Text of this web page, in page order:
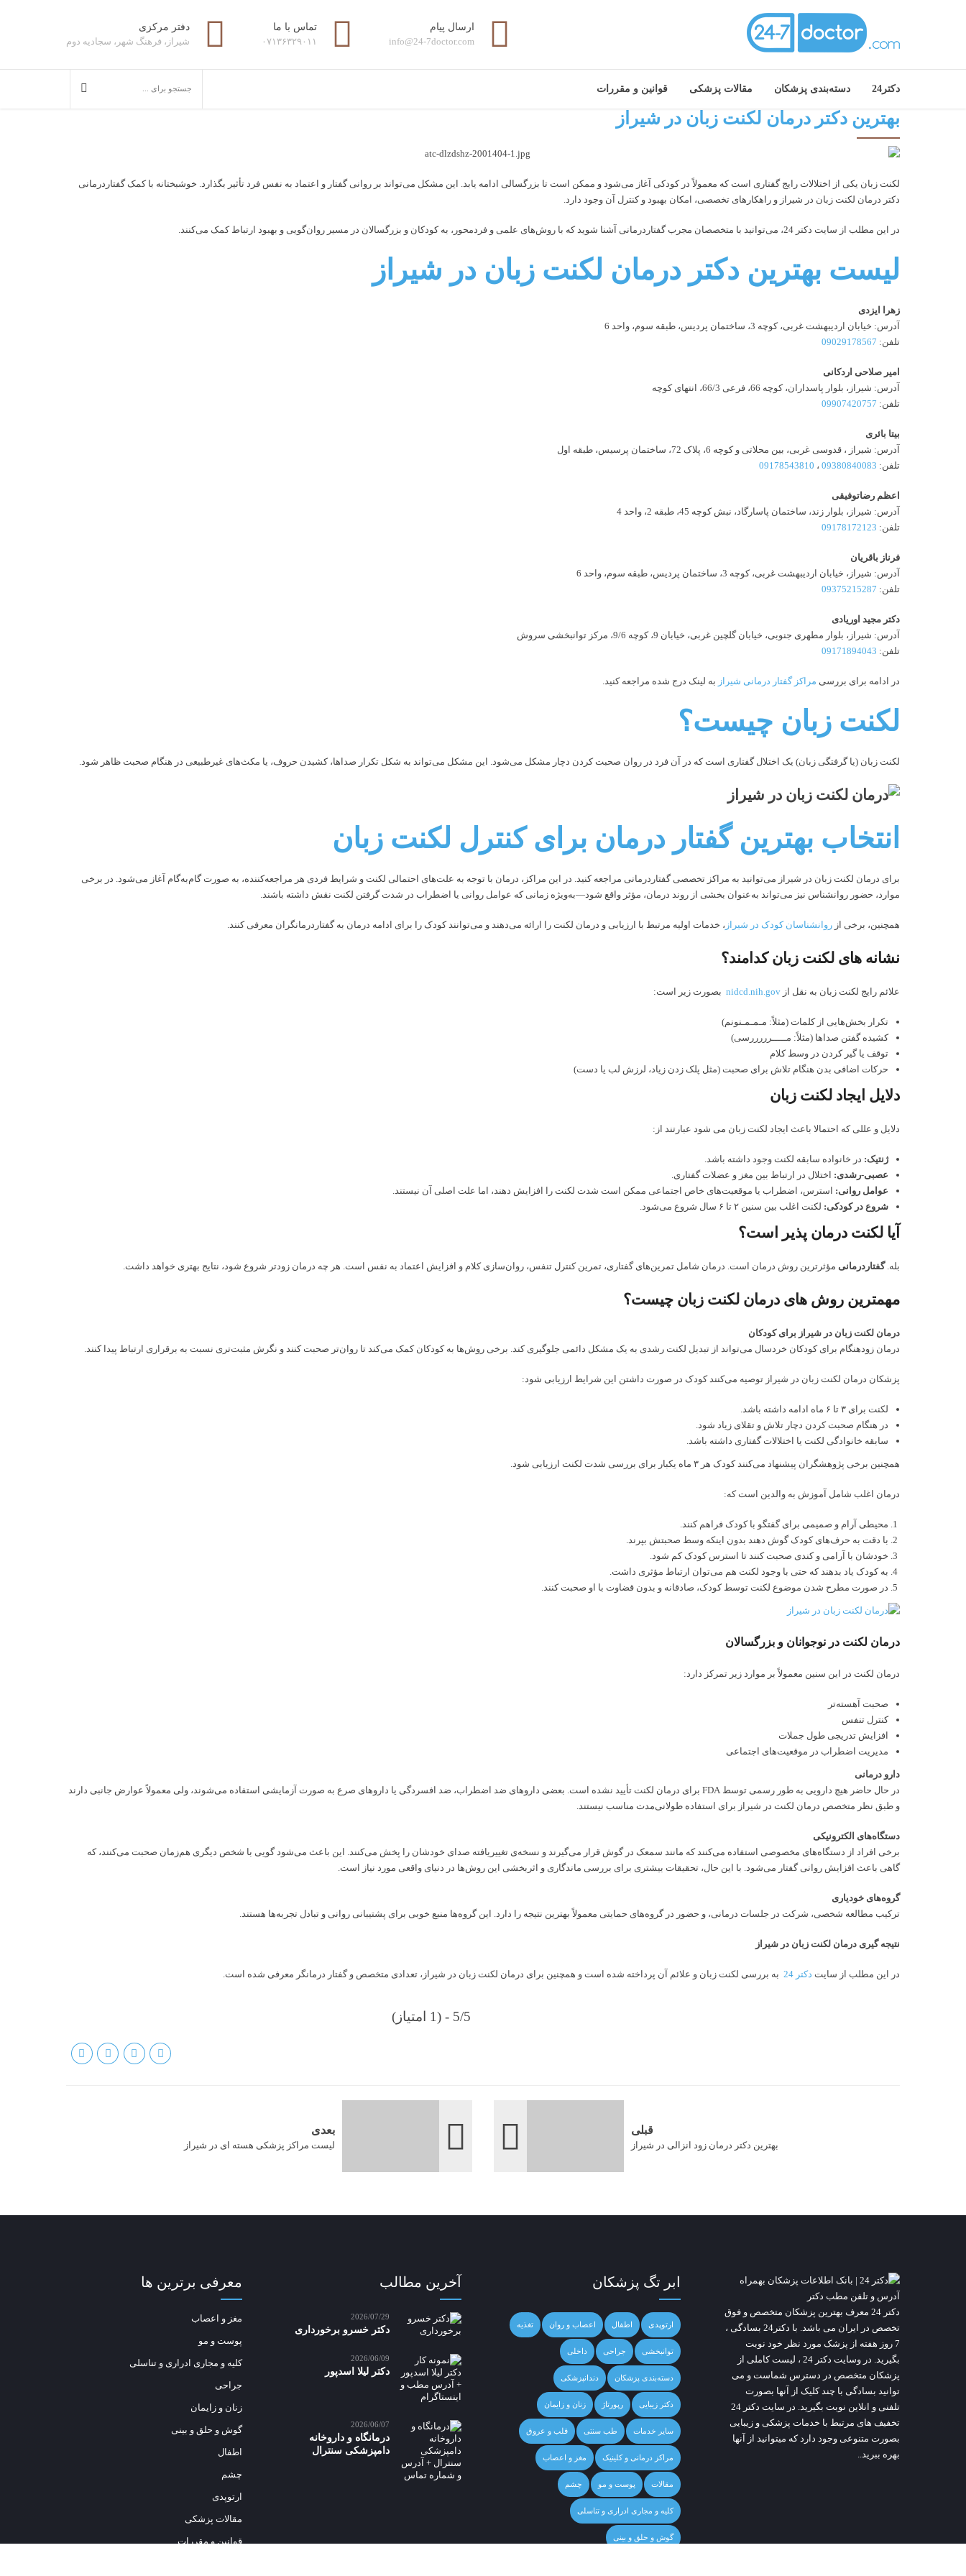
ارسال پیام
info@24-7doctor.com
تماس با ما
۰۷۱۳۶۳۲۹۰۱۱
دفتر مرکزی
شیراز، فرهنگ شهر، سجادیه دوم
دکتر24 دسته‌بندی پزشکان مقالات پزشکی قوانین و مقررات
بهترین دکتر درمان لکنت زبان در شیراز
لکنت زبان یکی از اختلالات رایج گفتاری است که معمولاً در کودکی آغاز می‌شود و ممکن است تا بزرگسالی ادامه یابد. این مشکل می‌تواند بر روانی گفتار و اعتماد به نفس فرد تأثیر بگذارد. خوشبختانه با کمک گفتاردرمانی
دکتر درمان لکنت زبان در شیراز و راهکارهای تخصصی، امکان بهبود و کنترل آن وجود دارد.
در این مطلب از سایت دکتر 24، می‌توانید با متخصصان مجرب گفتاردرمانی آشنا شوید که با روش‌های علمی و فردمحور، به کودکان و بزرگسالان در مسیر روان‌گویی و بهبود ارتباط کمک می‌کنند.
لیست بهترین دکتر درمان لکنت زبان در شیراز
زهرا ایزدی
آدرس: خیابان اردیبهشت غربی، کوچه 3، ساختمان پردیس، طبقه سوم، واحد 6
تلفن: 09029178567
امیر صلاحی اردکانی
آدرس: شیراز، بلوار پاسداران، کوچه 66، فرعی 66/3، انتهای کوچه
تلفن: 09907420757
بیتا بائری
آدرس: شیراز ، قدوسی غربی، بین محلاتی و کوچه 6، پلاک 72، ساختمان پرسیس، طبقه اول
تلفن: 09380840083 ، 09178543810
اعظم رضاتوفیقی
آدرس: شیراز، بلوار زند، ساختمان پاسارگاد، نبش کوچه 45، طبقه 2، واحد 4
تلفن: 09178172123
فرناز باقریان
آدرس: شیراز، خیابان اردیبهشت غربی، کوچه 3، ساختمان پردیس، طبقه سوم، واحد 6
تلفن: 09375215287
دکتر مجید اوریادی
آدرس: شیراز، بلوار مطهری جنوبی، خیابان گلچین غربی، خیابان 9، کوچه 9/6، مرکز توانبخشی سروش
تلفن: 09171894043
در ادامه برای بررسی مراکز گفتار درمانی شیراز به لینک درج شده مراجعه کنید.
لکنت زبان چیست؟
لکنت زبان (یا گرفتگی زبان) یک اختلال گفتاری است که در آن فرد در روان صحبت کردن دچار مشکل می‌شود. این مشکل می‌تواند به شکل تکرار صداها، کشیدن حروف، یا مکث‌های غیرطبیعی در هنگام صحبت ظاهر شود.
انتخاب بهترین گفتار درمان برای کنترل لکنت زبان
برای درمان لکنت زبان در شیراز می‌توانید به مراکز تخصصی گفتاردرمانی مراجعه کنید. در این مراکز، درمان با توجه به علت‌های احتمالی لکنت و شرایط فردی هر مراجعه‌کننده، به صورت گام‌به‌گام آغاز می‌شود. در برخی
موارد، حضور روانشناس نیز می‌تواند به‌عنوان بخشی از روند درمان، مؤثر واقع شود—به‌ویژه زمانی که عوامل روانی یا اضطراب در شدت گرفتن لکنت نقش داشته باشند.
همچنین، برخی از روانشناسان کودک در شیراز ، خدمات اولیه مرتبط با ارزیابی و درمان لکنت را ارائه می‌دهند و می‌توانند کودک را برای ادامه درمان به گفتاردرمانگران معرفی کنند.
نشانه های لکنت زبان کدامند؟
علائم رایج لکنت زبان به نقل از بصورت زیر است:
تکرار بخش‌هایی از کلمات (مثلاً: مـمـمـنونم)
کشیده گفتن صداها (مثلاً: مـــــرررررسی)
توقف یا گیر کردن در وسط کلام
حرکات اضافی بدن هنگام تلاش برای صحبت (مثل پلک زدن زیاد، لرزش لب یا دست)
دلایل ایجاد لکنت زبان
دلایل و عللی که احتمالا باعث ایجاد لکنت زبان می شود عبارتند از:
ژنتیک: در خانواده سابقه لکنت وجود داشته باشد.
عصبی-رشدی: اختلال در ارتباط بین مغز و عضلات گفتاری.
عوامل روانی: استرس، اضطراب یا موقعیت‌های خاص اجتماعی ممکن است شدت لکنت را افزایش دهند، اما علت اصلی آن نیستند.
شروع در کودکی: لکنت اغلب بین سنین ۲ تا ۶ سال شروع می‌شود.
آیا لکنت درمان‌ پذیر است؟
بله.گفتاردرمانی مؤثرترین روش درمان است. درمان شامل تمرین‌های گفتاری، تمرین کنترل تنفس، روان‌سازی کلام و افزایش اعتماد به نفس است. هر چه درمان زودتر شروع شود، نتایج بهتری خواهد داشت.
مهمترین روش های درمان لکنت زبان چیست؟
درمان لکنت زبان در شیراز برای کودکان
درمان زودهنگام برای کودکان خردسال می‌تواند از تبدیل لکنت رشدی به یک مشکل دائمی جلوگیری کند. برخی روش‌ها به کودکان کمک می‌کند تا روان‌تر صحبت کنند و نگرش مثبت‌تری نسبت به برقراری ارتباط پیدا کنند.
پزشکان درمان لکنت زبان در شیراز توصیه می‌کنند کودک در صورت داشتن این شرایط ارزیابی شود:
لکنت برای ۳ تا ۶ ماه ادامه داشته باشد.
در هنگام صحبت کردن دچار تلاش و تقلای زیاد شود.
سابقه خانوادگی لکنت یا اختلالات گفتاری داشته باشد.
همچنین برخی پژوهشگران پیشنهاد می‌کنند کودک هر ۳ ماه یکبار برای بررسی شدت لکنت ارزیابی شود.
درمان اغلب شامل آموزش به والدین است که:
محیطی آرام و صمیمی برای گفتگو با کودک فراهم کنند.
با دقت به حرف‌های کودک گوش دهند بدون اینکه وسط صحبتش بپرند.
خودشان با آرامی و کندی صحبت کنند تا استرس کودک کم شود.
به کودک یاد بدهند که حتی با وجود لکنت هم می‌توان ارتباط مؤثری داشت.
در صورت مطرح شدن موضوع لکنت توسط کودک، صادقانه و بدون قضاوت با او صحبت کنند.
درمان لکنت در نوجوانان و بزرگسالان
درمان لکنت در این سنین معمولاً بر موارد زیر تمرکز دارد:
صحبت آهسته‌تر
کنترل تنفس
افزایش تدریجی طول جملات
مدیریت اضطراب در موقعیت‌های اجتماعی
دارو درمانی
در حال حاضر هیچ دارویی به طور رسمی توسط FDA برای درمان لکنت تأیید نشده است. بعضی داروهای ضد اضطراب، ضد افسردگی یا داروهای صرع به صورت آزمایشی استفاده می‌شوند، ولی معمولاً عوارض جانبی دارند
و طبق نظر متخصص درمان لکنت در شیراز برای استفاده طولانی‌مدت مناسب نیستند.
دستگاه‌های الکترونیکی
برخی افراد از دستگاه‌های مخصوصی استفاده می‌کنند که مانند سمعک در گوش قرار می‌گیرند و نسخه‌ی تغییریافته صدای خودشان را پخش می‌کنند. این باعث می‌شود گویی با شخص دیگری هم‌زمان صحبت می‌کنند، که
گاهی باعث افزایش روانی گفتار می‌شود. با این حال، تحقیقات بیشتری برای بررسی ماندگاری و اثربخشی این روش‌ها در دنیای واقعی مورد نیاز است.
گروه‌های خودیاری
ترکیب مطالعه شخصی، شرکت در جلسات درمانی، و حضور در گروه‌های حمایتی معمولاً بهترین نتیجه را دارد. این گروه‌ها منبع خوبی برای پشتیبانی روانی و تبادل تجربه‌ها هستند.
نتیجه گیری درمان لکنت زبان در شیراز
در این مطلب از سایت دکتر 24 به بررسی لکنت زبان و علائم آن پرداخته شده است و همچنین برای درمان لکنت زبان در شیراز، تعدادی متخصص و گفتار درمانگر معرفی شده است.
5/5 - (1 امتیاز)
قبلی
بهترین دکتر درمان زود انزالی در شیراز
بعدی
لیست مراکز پزشکی هسته ای در شیراز
دکتر 24
معرف بهترین پزشکان متخصص و فوق
تخصص در ایران می باشد. با دکتر24 بسادگی ،
7 روز هفته از پزشک مورد نظر خود نوبت
بگیرید. در وسایت دکتر 24
، لیست کاملی از
پزشکان متخصص در دسترس شماست و می
توانید بسادگی با چند کلیک از آنها بصورت
تلفنی و انلاین نوبت بگیرید. در سایت دکتر 24
تخفیف های مرتبط با خدمات پزشکی و زیبایی
بصورت متنوعی وجود دارد که میتوانید از آنها
بهره ببرید..
ابر تگ پزشکان
ارتوپدی اطفال اعصاب و روان تغذیه
توانبخشی جراحی داخلی
دسته‌بندی پزشکان دندانپزشکی
دکتر زیبایی رپورتاژ زنان و زایمان
سایر خدمات طب سنتی قلب و عروق
مراکز درمانی و کلینیک مغز و اعصاب
مقالات پوست و مو چشم
کلیه و مجاری ادراری و تناسلی
گوش و حلق و بینی
آخرین مطالب
2026/07/29
دکتر خسرو برخورداری
2026/06/09
دکتر لیلا اسدپور
2026/06/07
درمانگاه و داروخانه
دامپزشکی سنترال
معرفی برترین ها
مغز و اعصاب
پوست و مو
کلیه و مجاری ادراری و تناسلی
جراحی
زنان و زایمان
گوش و حلق و بینی
اطفال
چشم
ارتوپدی
مقالات پزشکی
قوانین و مقررات